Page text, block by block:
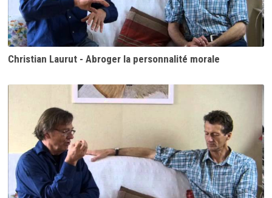
Christian Laurut - Abroger la personnalité morale